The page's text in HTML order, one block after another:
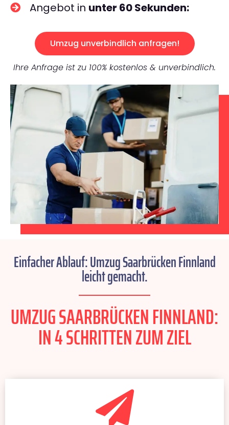
Angebot in unter 60 Sekunden:
Umzug unverbindlich anfragen!
Ihre Anfrage ist zu 100% kostenlos & unverbindlich.
Einfacher Ablauf: Umzug Saarbrücken Finnland
leicht gemacht.
UMZUG SAARBRÜCKEN FINNLAND:
IN 4 SCHRITTEN ZUM ZIEL